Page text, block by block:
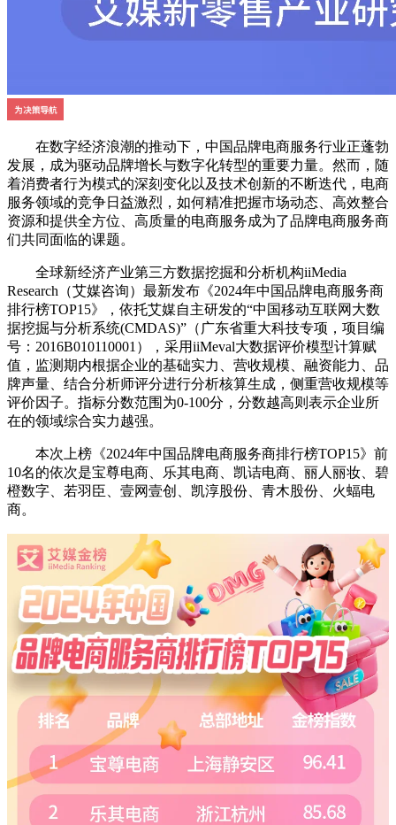
在数字经济浪潮的推动下，中国品牌电商服务行业正蓬勃
发展，成为驱动品牌增长与数字化转型的重要力量。然而，随
着消费者行为模式的深刻变化以及技术创新的不断迭代，电商
服务领域的竞争日益激烈，如何精准把握市场动态、高效整合
资源和提供全方位、高质量的电商服务成为了品牌电商服务商
们共同面临的课题。
全球新经济产业第三方数据挖掘和分析机构iiMedia
Research（艾媒咨询）最新发布《2024年中国品牌电商服务商
排行榜TOP15》，依托艾媒自主研发的“中国移动互联网大数
据挖掘与分析系统(CMDAS)”（广东省重大科技专项，项目编
号：2016B010110001），采用iiMeval大数据评价模型计算赋
值，监测期内根据企业的基础实力、营收规模、融资能力、品
牌声量、结合分析师评分进行分析核算生成，侧重营收规模等
评价因子。指标分数范围为0-100分，分数越高则表示企业所
在的领域综合实力越强。
本次上榜《2024年中国品牌电商服务商排行榜TOP15》前
10名的依次是宝尊电商、乐其电商、凯诘电商、丽人丽妆、碧
橙数字、若羽臣、壹网壹创、凯淳股份、青木股份、火蝠电
商。